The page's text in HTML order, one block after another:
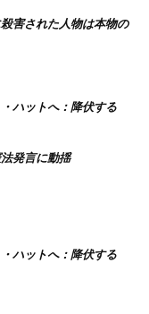
害された人物は本物の
ハットへ：降伏する
発言に動揺
ハットへ：降伏する